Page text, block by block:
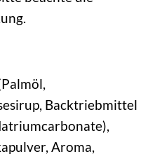
Backtriebmittel
Aroma,